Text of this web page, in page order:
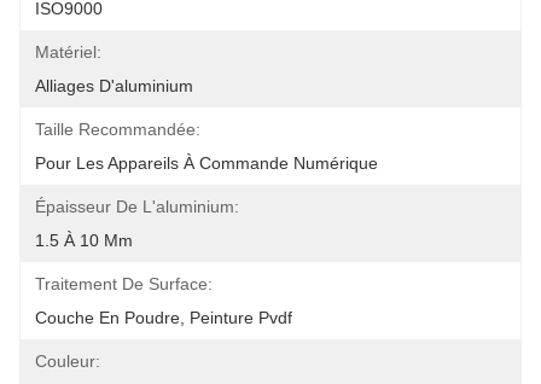
ISO9000
Matériel:
Alliages D'aluminium
Taille Recommandée:
Pour Les Appareils À Commande Numérique
Épaisseur De L'aluminium:
1.5 À 10 Mm
Traitement De Surface:
Couche En Poudre, Peinture Pvdf
Couleur: